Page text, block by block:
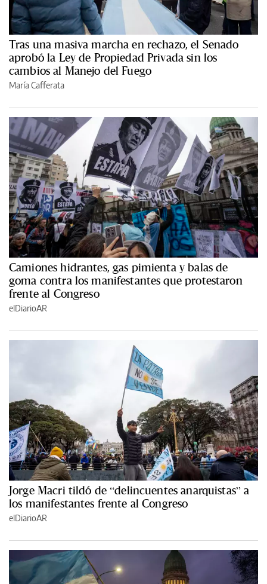
Tras una masiva marcha en rechazo, el Senado
aprobó la Ley de Propiedad Privada sin los
cambios al Manejo del Fuego
María Cafferata
Camiones hidrantes, gas pimienta y balas de
goma contra los manifestantes que protestaron
frente al Congreso
elDiarioAR
Jorge Macri tildó de “delincuentes anarquistas” a
los manifestantes frente al Congreso
elDiarioAR